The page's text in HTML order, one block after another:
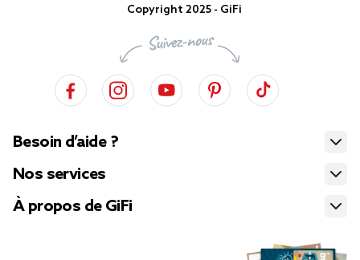
Copyright 2025 - GiFi
Besoin d’aide ?
Nos services
À propos de GiFi